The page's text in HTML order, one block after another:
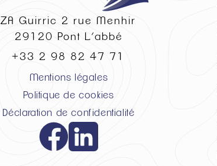
ZA Guirric 2 rue Menhir
29120
Pont L’abbé
+33 2 98 82 47 71
Mentions légales
Politique de cookies
Déclaration de confidentialité